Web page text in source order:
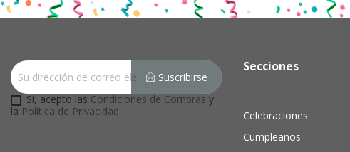
Suscribirse
Sí, acepto las Condiciones de Compras y
la Política de Privacidad
Secciones
Celebraciones
Cumpleaños